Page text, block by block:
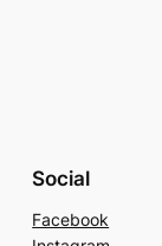
Social
Facebook